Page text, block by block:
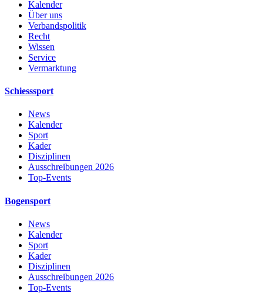
Kalender
Über uns
Verbandspolitik
Recht
Wissen
Service
Vermarktung
Schiesssport
News
Kalender
Sport
Kader
Disziplinen
Ausschreibungen 2026
Top-Events
Bogensport
News
Kalender
Sport
Kader
Disziplinen
Ausschreibungen 2026
Top-Events